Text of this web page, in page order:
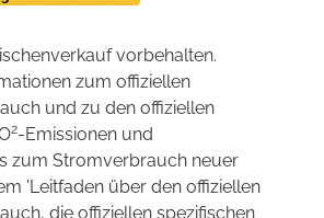
vorbehalten.
zum offiziellen
und zu den offiziellen
2-Emissionen und
zum Stromverbrauch neuer
'Leitfaden über den offiziellen
die offiziellen spezifischen